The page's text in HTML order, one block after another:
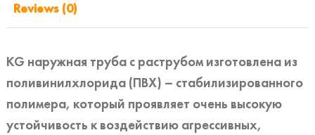
Reviews (0)
KG наружная труба с раструбом изготовлена из
поливинилхлорида (ПВХ) – стабилизированного
полимера, который проявляет очень высокую
устойчивость к воздействию агрессивных,